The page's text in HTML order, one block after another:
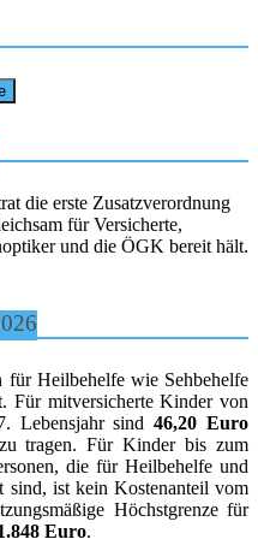
die erste Zusatzverordnung
für Versicherte,
und die ÖGK bereit hält.
für Heilbehelfe wie Sehbehelfe
Für mitversicherte Kinder von
Lebensjahr sind46,20 Euro
tragen. Für Kinder bis zum
die für Heilbehelfe und
ist kein Kostenanteil vom
Höchstgrenze für
Euro.